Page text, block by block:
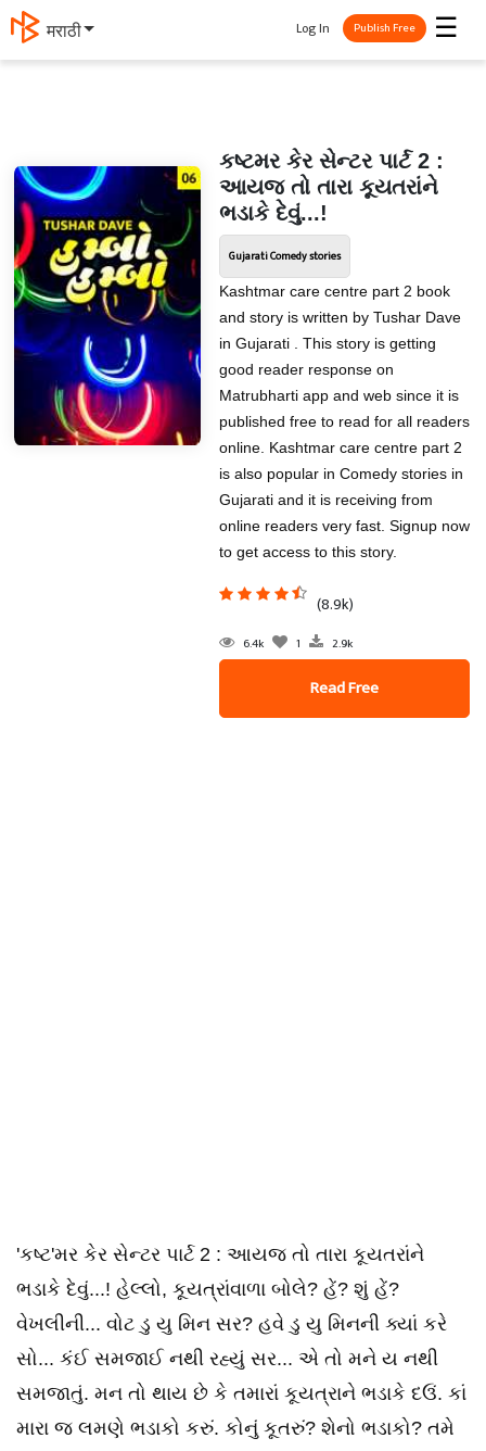
मराठी ☰
Log In Publish Free
કષ્ટમર કેર સેન્ટર પાર્ટ 2 :
આયજ તો તારા કૂયતરાંને
ભડાકે દેવું...!
Gujarati Comedy stories
Kashtmar care centre part 2 book
and story is written by Tushar Dave
in Gujarati . This story is getting
good reader response on
Matrubharti app and web since it is
published free to read for all readers
online. Kashtmar care centre part 2
is also popular in Comedy stories in
Gujarati and it is receiving from
online readers very fast. Signup now
to get access to this story.
(8.9k)
6.4k 1 2.9k
Read Free
'કષ્ટ'મર કેર સેન્ટર પાર્ટ 2 : આયજ તો તારા કૂયતરાંને
ભડાકે દેવું...! હેલ્લો, કૂયત્રાંવાળા બોલે? હેં? શું હેં?
વેખલીની... વોટ ડુ યુ મિન સર? હવે ડુ યુ મિનની ક્યાં કરે
સો... કંઈ સમજાઈ નથી રહ્યું સર... એ તો મને ય નથી
સમજાતું. મન તો થાય છે કે તમારાં કૂયત્રાને ભડાકે દઉં. કાં
મારા જ લમણે ભડાકો કરું. કોનું કૂતરું? શેનો ભડાકો? તમે